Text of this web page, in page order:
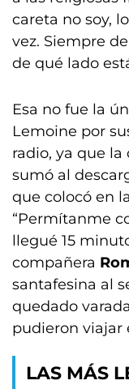
careta no soy,
vez. Siempre
de qué lado
Esa no fue la
Lemoine por
radio, ya que
sumó al
que colocó en
“Permítanme
llegué 15
compañera
santafesina al
quedado
pudieron viajar
LAS MÁS